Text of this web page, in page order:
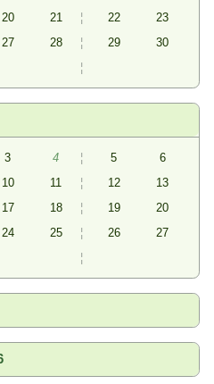
20 21 ¦ 22
23
27 28 ¦ 29
30
¦
3 4 ¦ 5
6
10 11 ¦ 12
13
17 18 ¦ 19
20
24 25 ¦ 26
27
¦